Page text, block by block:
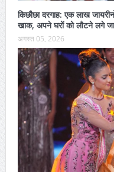
किछौछा दरगाह: एक लाख
खाक, अपने घरों को लौटने लगे
अगस्त 05, 2026